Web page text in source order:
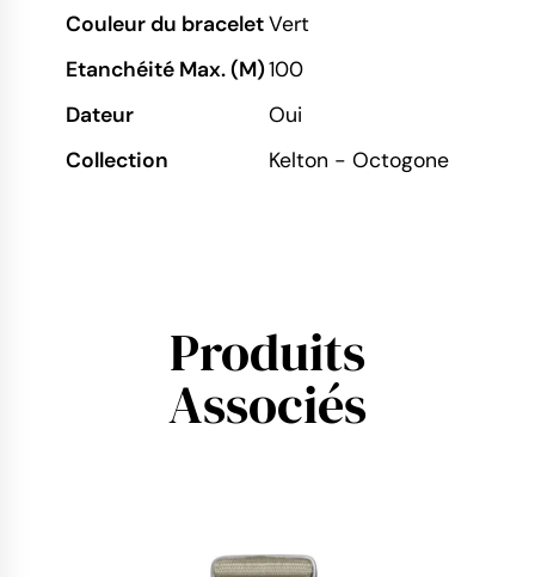
Couleur du braceletVert
Etanchéité Max. (M)100
Dateur
Oui
Collection
Kelton - Octogone
Produits
Associés